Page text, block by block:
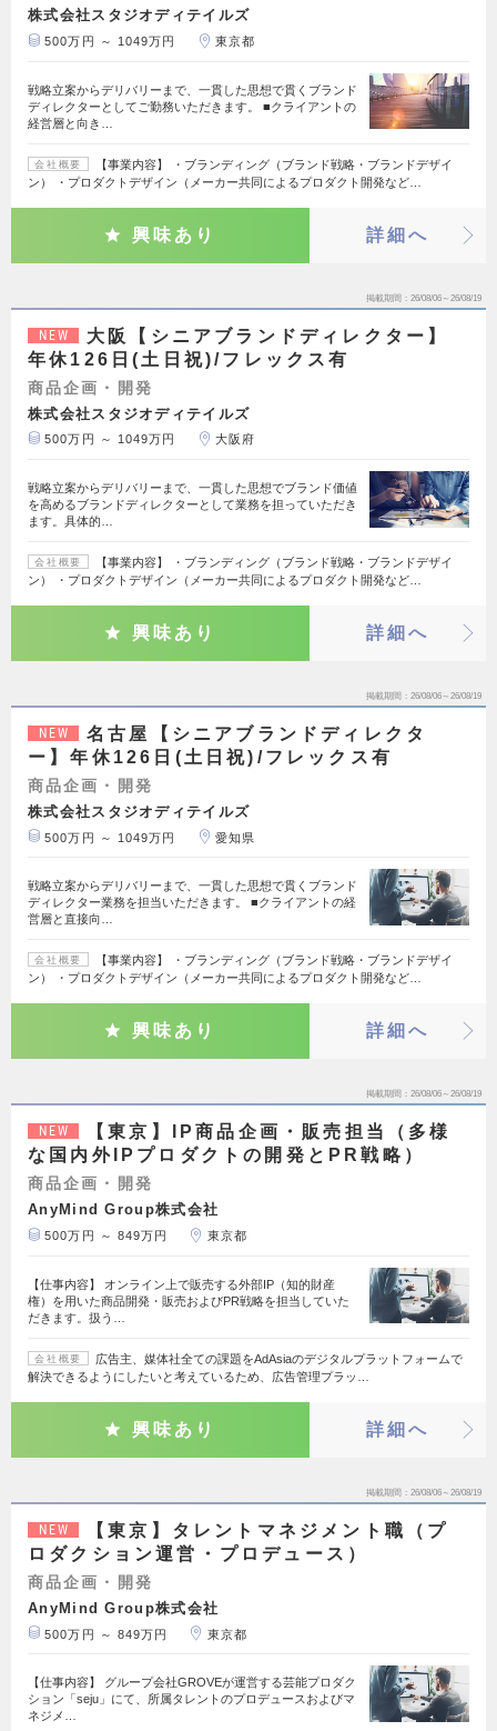
株式会社スタジオディテイルズ
500万円 ～ 1049万円 東京都
戦略立案からデリバリーまで、一貫した思想で貫くブランド
ディレクターとしてご勤務いただきます。 ■クライアントの
経営層と向き…
会社概要
【事業内容】 ・ブランディング（ブランド戦略・ブランドデザイ
ン） ・プロダクトデザイン（メーカー共同によるプロダクト開発など…
興味あり 詳細へ
掲載期間 26/08/06～26/08/19
NEW
大阪【シニアブランドディレクター】
年休126日(土日祝)/フレックス有
商品企画・開発
株式会社スタジオディテイルズ
500万円 ～ 1049万円 大阪府
戦略立案からデリバリーまで、一貫した思想でブランド価値
を高めるブランドディレクターとして業務を担っていただき
ます。具体的…
会社概要
【事業内容】 ・ブランディング（ブランド戦略・ブランドデザイ
ン） ・プロダクトデザイン（メーカー共同によるプロダクト開発など…
興味あり 詳細へ
掲載期間 26/08/06～26/08/19
NEW
名古屋【シニアブランドディレクタ
ー】年休126日(土日祝)/フレックス有
商品企画・開発
株式会社スタジオディテイルズ
500万円 ～ 1049万円 愛知県
戦略立案からデリバリーまで、一貫した思想で貫くブランド
ディレクター業務を担当いただきます。 ■クライアントの経
営層と直接向…
会社概要
【事業内容】 ・ブランディング（ブランド戦略・ブランドデザイ
ン） ・プロダクトデザイン（メーカー共同によるプロダクト開発など…
興味あり 詳細へ
掲載期間 26/08/06～26/08/19
NEW
【東京】IP商品企画・販売担当（多様
な国内外IPプロダクトの開発とPR戦略）
商品企画・開発
AnyMind Group株式会社
500万円 ～ 849万円 東京都
【仕事内容】 オンライン上で販売する外部IP（知的財産
権）を用いた商品開発・販売およびPR戦略を担当していた
だきます。扱う…
会社概要
広告主、媒体社全ての課題をAdAsiaのデジタルプラットフォームで
解決できるようにしたいと考えているため、広告管理プラッ…
興味あり 詳細へ
掲載期間 26/08/06～26/08/19
NEW
【東京】タレントマネジメント職（プ
ロダクション運営・プロデュース）
商品企画・開発
AnyMind Group株式会社
500万円 ～ 849万円 東京都
【仕事内容】 グループ会社GROVEが運営する芸能プロダク
ション「seju」にて、所属タレントのプロデュースおよびマ
ネジメ…